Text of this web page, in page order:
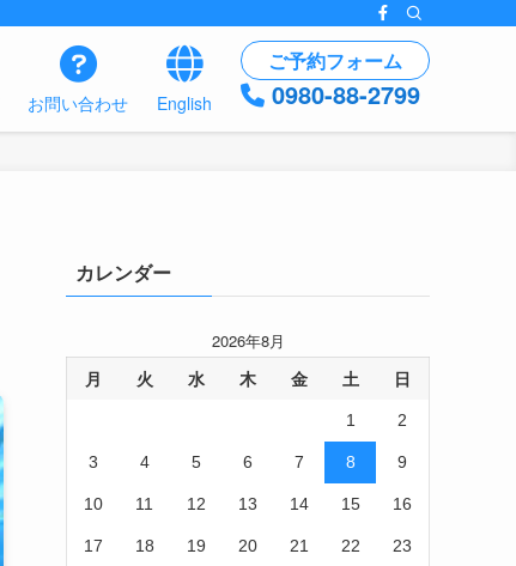
お問い合わせ English
ご予約フォーム
0980-88-2799
カレンダー
2026年8月
月 火 水 木 金 土 日
1 2
3 4 5 6 7 8 9
10 11 12 13 14 15 16
17 18 19 20 21 22 23